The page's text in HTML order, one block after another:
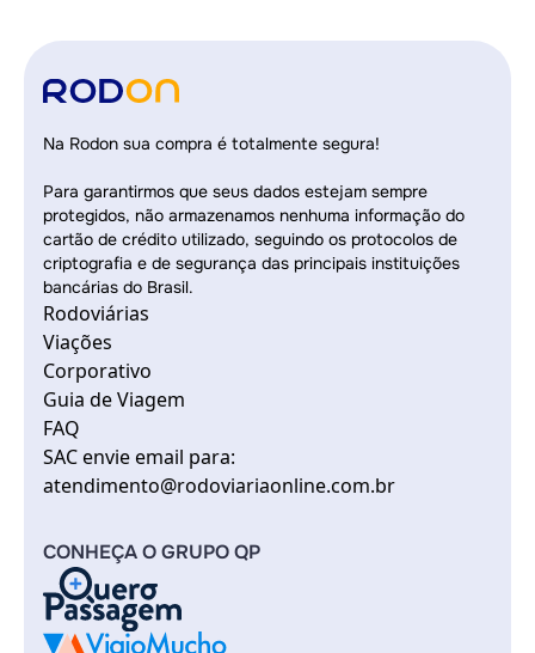
Na Rodon sua compra é totalmente segura!
Para garantirmos que seus dados estejam sempre
protegidos, não armazenamos nenhuma informação do
cartão de crédito utilizado, seguindo os protocolos de
criptografia e de segurança das principais instituições
bancárias do Brasil.
Rodoviárias
Viações
Corporativo
Guia de Viagem
FAQ
SAC envie email para:
atendimento@rodoviariaonline.com.br
CONHEÇA O GRUPO QP